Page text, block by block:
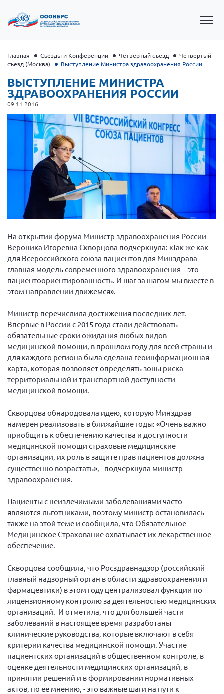
Президент Власов Я.В.
Первый вице-президент Кичигина Н. Ф.
Генеральный директор Матвиевская О.В.
Вице-президент Зрячева Н.В.
Вице-президент Шишлянников Ф.В.
Информационная служба
Отдел международных отношений
Вице-президент Черненко Д.Е.
Вице-президент Валюх М.В.
Вице-президент Чернова А.В.
Вице-президент Цикорин И.В.
Вице-президент Груба Л.В.
Главный бухгалтер Жаворонкова Г.М.
Конференция ОООИБРС 2026
Конференция ОООИБРС 2025
Конференция ОООИБРС 2024
Конференция ОООИБРС 2023
Конференция ОООИБРС 2022
Конференция ОООИБРС 2021
Конференция ВСЭ 2021
Конференция ОООИБРС 2020
Документы съездов
Первый съезд
Второй съезд
Третий съезд
Четвертый съезд
Пятый съезд
Шестой съезд
ОФ «Фонд содействия больным рассеянным
склерозом»
Новости: Казахстан
Письма и официальные ответы
Нормативно-правовые документы
Главная Съезды и Конференции Четвертый съезд
Четвертый
съезд (Москва)
Выступление Министра здравоохранения России
ВЫСТУПЛЕНИЕ МИНИСТРА
ЗДРАВООХРАНЕНИЯ РОССИИ
09.11.2016
На открытии форума Министр здравоохранения России
Вероника Игоревна Скворцова подчеркнула: «Так же как
для Всероссийского союза пациентов для Минздрава
главная модель современного здравоохранения – это
пациентоориентированность. И шаг за шагом мы вместе в
этом направлении движемся».
Министр перечислила достижения последних лет.
Впервые в России с 2015 года стали действовать
обязательные сроки ожидания любых видов
медицинской помощи, в прошлом году для всей страны и
для каждого региона была сделана геоинформационная
карта, которая позволяет определять зоны риска
территориальной и транспортной доступности
медицинской помощи.
Скворцова обнародовала идею, которую Минздрав
намерен реализовать в ближайшие годы: «Очень важно
приобщить к обеспечению качества и доступности
медицинской помощи страховые медицинские
организации, их роль в защите прав пациентов должна
существенно возрастать», - подчеркнула министр
здравоохранения.
Пациенты с неизлечимыми заболеваниями часто
являются льготниками, поэтому министр остановилась
также на этой теме и сообщила, что Обязательное
Медицинское Страхование охватывает их лекарственное
обеспечение.
Скворцова сообщила, что Росздравнадзор (российский
главный надзорный орган в области здравоохранения и
фармацевтики) в этом году централизовал функции по
лицензионному контролю за деятельностью медицинских
организаций. И отметила, что для большей части
заболеваний в настоящее время разработаны
клинические руководства, которые включают в себя
критерии качества медицинской помощи. Участие
пациентских организаций в общественном контроле, в
оценке деятельности медицинских организаций, в
принятии решений и в формировании нормативных
актов, по ее мнению, - это важные шаги на пути к